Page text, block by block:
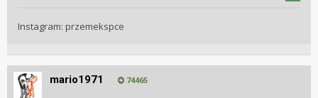
Instagram: przemekspce
mario1971 74465